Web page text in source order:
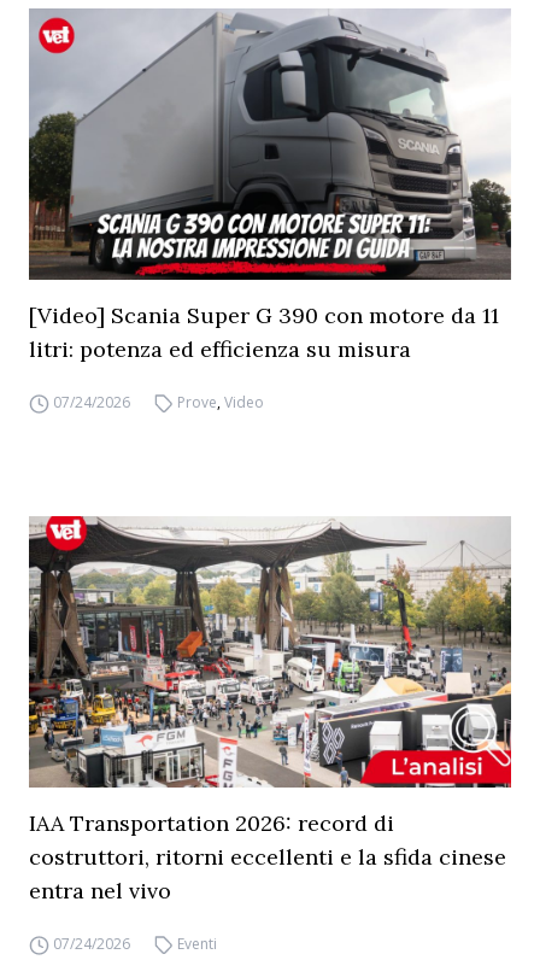
[Video] Scania Super G 390 con motore da 11
litri: potenza ed efficienza su misura
07/24/2026 Prove,Video
IAA Transportation 2026: record di
costruttori, ritorni eccellenti e la sfida cinese
entra nel vivo
07/24/2026 Eventi